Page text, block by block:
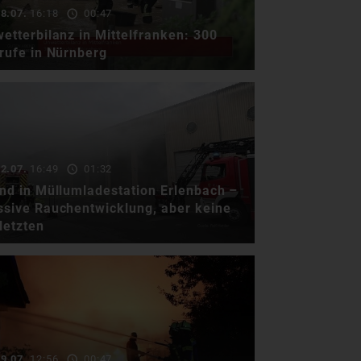
sicher …
16:18 00:47
in Mittelfranken: 300
in Nürnberg
getroffen, besonders die …
16:49 01:32
in Müllumladestation Erlenbach –
Rauchentwicklung, aber keine
Am Dienstagvormittag ist in
der Müllumladestation des
Landkreises Miltenberg …